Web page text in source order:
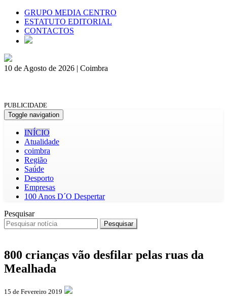
GRUPO MEDIA CENTRO
ESTATUTO EDITORIAL
CONTACTOS
10 de Agosto de 2026 | Coimbra
PUBLICIDADE
Toggle navigation
INÍCIO
Atualidade
coimbra
Região
Saúde
Desporto
Empresas
100 Anos D´O Despertar
Pesquisar
Pesquisar
800 crianças vão desfilar pelas ruas da
Mealhada
15 de Fevereiro 2019